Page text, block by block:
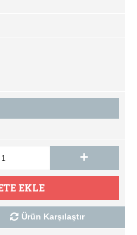
+
EKLE
Ürün Karşılaştır